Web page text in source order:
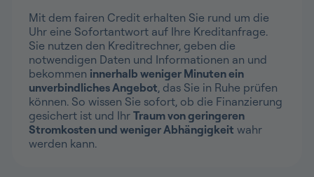
Mit dem fairen Credit erhalten Sie rund um die
Uhr eine Sofortantwort auf Ihre Kreditanfrage.
Sie nutzen den Kreditrechner, geben die
notwendigen Daten und Informationen an und
bekommen innerhalb weniger Minuten ein
unverbindliches Angebot, das Sie in Ruhe prüfen
können. So wissen Sie sofort, ob die Finanzierung
gesichert ist und Ihr Traum von geringeren
Stromkosten und weniger Abhängigkeit wahr
werden kann.